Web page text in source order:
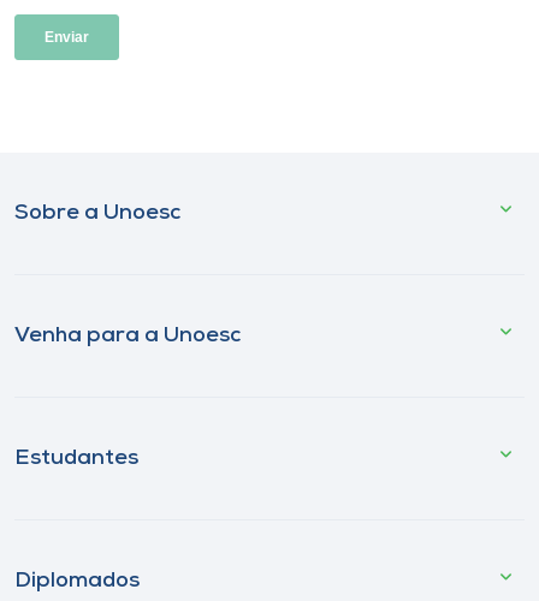
Sobre a Unoesc
Venha para a Unoesc
Estudantes
Diplomados